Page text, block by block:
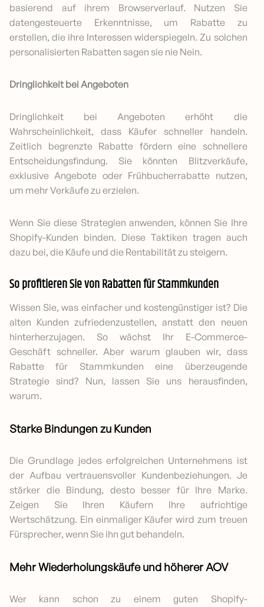
basierend auf ihrem Browserverlauf. Nutzen Sie
datengesteuerte Erkenntnisse, um Rabatte zu
erstellen, die ihre Interessen widerspiegeln. Zu solchen
personalisierten Rabatten sagen sie nie Nein.
Dringlichkeit bei Angeboten
Dringlichkeit bei Angeboten erhöht die
Wahrscheinlichkeit, dass Käufer schneller handeln.
Zeitlich begrenzte Rabatte fördern eine schnellere
Entscheidungsfindung. Sie könnten Blitzverkäufe,
exklusive Angebote oder Frühbucherrabatte nutzen,
um mehr Verkäufe zu erzielen.
Wenn Sie diese Strategien anwenden, können Sie Ihre
Shopify-Kunden binden. Diese Taktiken tragen auch
dazu bei, die Käufe und die Rentabilität zu steigern.
So profitieren Sie von Rabatten für Stammkunden
Wissen Sie, was einfacher und kostengünstiger ist? Die
alten Kunden zufriedenzustellen, anstatt den neuen
hinterherzujagen. So wächst Ihr E-Commerce-
Geschäft schneller. Aber warum glauben wir, dass
Rabatte für Stammkunden eine überzeugende
Strategie sind? Nun, lassen Sie uns herausfinden,
warum.
Starke Bindungen zu Kunden
Die Grundlage jedes erfolgreichen Unternehmens ist
der Aufbau vertrauensvoller Kundenbeziehungen. Je
stärker die Bindung, desto besser für Ihre Marke.
Zeigen Sie Ihren Käufern Ihre aufrichtige
Wertschätzung. Ein einmaliger Käufer wird zum treuen
Fürsprecher, wenn Sie ihn gut behandeln.
Mehr Wiederholungskäufe und höherer AOV
Wer kann schon zu einem guten Shopify-